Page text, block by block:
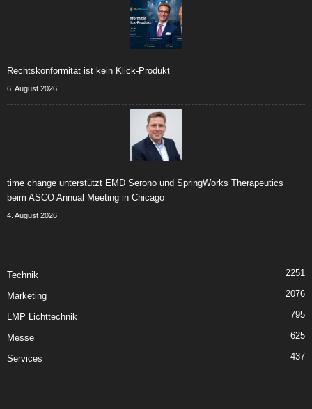
Rechtskonformität ist kein Klick-Produkt
6. August 2026
time change unterstützt EMD Serono und SpringWorks Therapeutics
beim ASCO Annual Meeting in Chicago
4. August 2026
Technik 2251
Marketing 2076
LMP Lichttechnik 795
Messe 625
Services 437